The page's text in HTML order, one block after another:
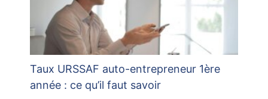
Taux URSSAF auto-entrepreneur 1ère
année : ce qu’il faut savoir